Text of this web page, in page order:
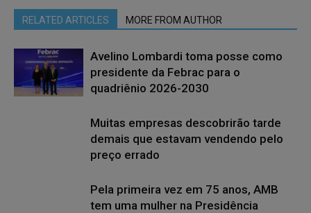
RELATED ARTICLES MORE FROM AUTHOR
Avelino Lombardi toma posse como
presidente da Febrac para o
quadriênio 2026-2030
Muitas empresas descobrirão tarde
demais que estavam vendendo pelo
preço errado
Pela primeira vez em 75 anos, AMB
tem uma mulher na Presidência